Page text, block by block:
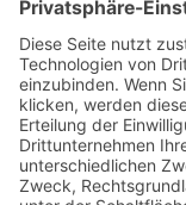
Loschwitz -
Impressum